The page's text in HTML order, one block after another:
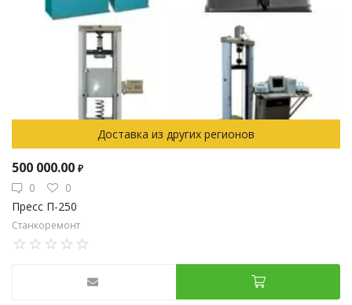
Доставка из других регионов
500 000.00 ₽
0
0
Пресс П-250
Станкоремонт